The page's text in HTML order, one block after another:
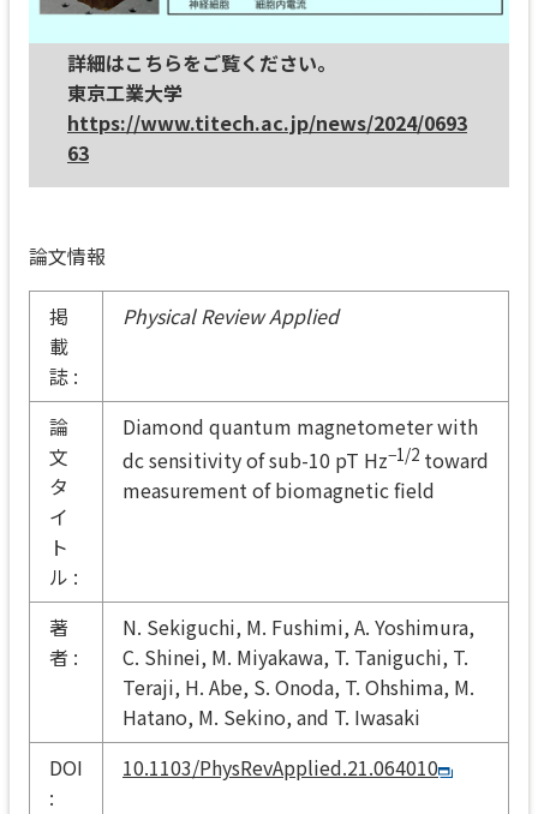
詳細はこちらをご覧ください。
東京工業大学
https://www.titech.ac.jp/news/2024/0693
63
論文情報
掲
載
誌 :
Physical Review Applied
論
文
タ
イ
ト
ル :
Diamond quantum magnetometer with
dc sensitivity of sub-10 pT Hz−1/2 toward
measurement of biomagnetic field
著
者 :
N. Sekiguchi, M. Fushimi, A. Yoshimura,
C. Shinei, M. Miyakawa, T. Taniguchi, T.
Teraji, H. Abe, S. Onoda, T. Ohshima, M.
Hatano, M. Sekino, and T. Iwasaki
DOI
:
10.1103/PhysRevApplied.21.064010